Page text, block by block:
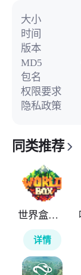
大小
时间
版本
MD5
包名
权限要求
隐私政策
同类推荐
世界盒子修仙版
详情